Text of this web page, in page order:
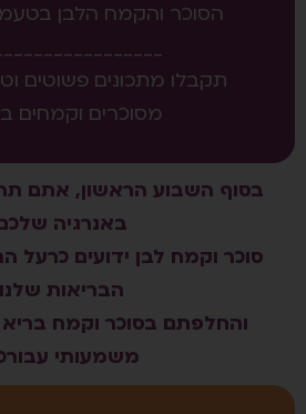
הסוכר והקמח הלבן
תקבלו מתכונים פשוטים
מסוכרים וקמחים
בסוף השבוע הראשון, אתם
באנרגיה
סוכר וקמח לבן ידועים כרעל
הבריאות
והחלפתם בסוכר וקמח בריא
משמעותי